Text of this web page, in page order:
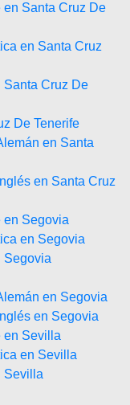
Santa Cruz De
en Santa Cruz
Santa Cruz De
De Tenerife
en Santa
en Santa Cruz
en Segovia
en Segovia
Segovia
en Segovia
en Segovia
en Sevilla
en Sevilla
Sevilla